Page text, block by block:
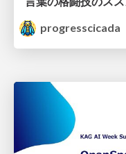
progresscicada